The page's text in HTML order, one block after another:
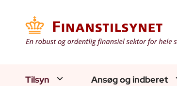
Tilsyn Ansøg og indberet